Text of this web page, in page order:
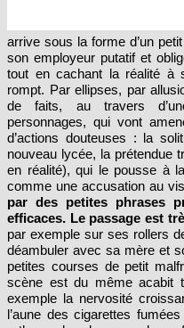
arrive sous la forme d’un
son employeur putatif et
tout en cachant la réalité à
rompt. Par ellipses, par
de faits, au travers
personnages, qui vont
d’actions douteuses : la
nouveau lycée, la prétendue
en réalité), qui le pousse à
comme une accusation au
par des petites phrases
efficaces. Le passage est
par exemple sur ses rollers
déambuler avec sa mère et
petites courses de petit
scène est du même acabit
exemple la nervosité
l’aune des cigarettes